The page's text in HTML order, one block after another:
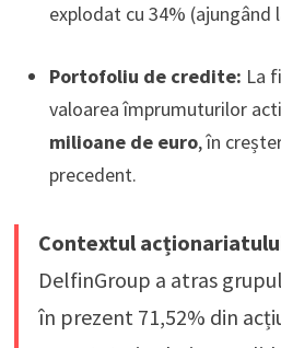
explodat cu 34% (ajungând
Portofoliu de credite: La
valoarea împrumuturilor
milioane de euro, în
precedent.
Contextul
DelfinGroup a atras grupul
în prezent 71,52% din